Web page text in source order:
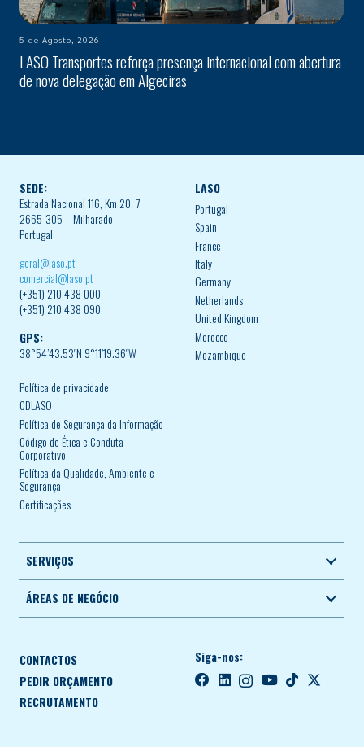
5 de Agosto, 2026
LASO Transportes reforça presença internacional com abertura
de nova delegação em Algeciras
SEDE:
Estrada Nacional 116, Km 20, 7
2665-305 – Milharado
Portugal
geral@laso.pt
comercial@laso.pt
(+351) 210 438 000
(+351) 210 438 090
GPS:
38°54’43.53″N 9°11’19.36″W
Política de privacidade
CDLASO
Política de Segurança da Informação
Código de Ética e Conduta
Corporativo
Política da Qualidade, Ambiente e
Segurança
Certificações
LASO
Portugal
Spain
France
Italy
Germany
Netherlands
United Kingdom
Morocco
Mozambique
SERVIÇOS
ÁREAS DE NEGÓCIO
CONTACTOS
PEDIR ORÇAMENTO
RECRUTAMENTO
Siga-nos: